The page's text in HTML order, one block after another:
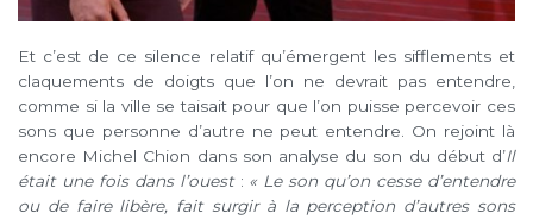
Et c’est de ce silence relatif qu’émergent les sifflements et
claquements de doigts que l’on ne devrait pas entendre,
comme si la ville se taisait pour que l’on puisse percevoir ces
sons que personne d’autre ne peut entendre. On rejoint là
encore Michel Chion dans son analyse du son du début d’Il
était une fois dans l’ouest: « Le son qu’on cesse d’entendre
ou de faire libère, fait surgir à la perception d’autres sons